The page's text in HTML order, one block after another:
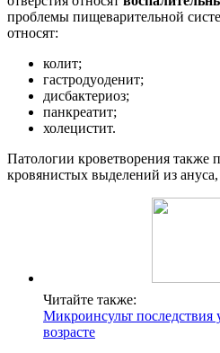
проблемы пищеварительной
относят:
колит;
гастродуоденит;
дисбактериоз;
панкреатит;
холецистит.
Патологии кроветворения также
кровянистых выделений из
Читайте также:
Микроинсульт
возрасте